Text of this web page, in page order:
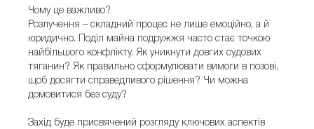
Чому це важливо?
Розлучення – складний процес не лише емоційно, а й
юридично. Поділ майна подружжя часто стає точкою
найбільшого конфлікту. Як уникнути довгих судових
тяганин? Як правильно сформулювати вимоги в позові,
щоб досягти справедливого рішення? Чи можна
домовитися без суду?
Захід буде присвячений розгляду ключових аспектів